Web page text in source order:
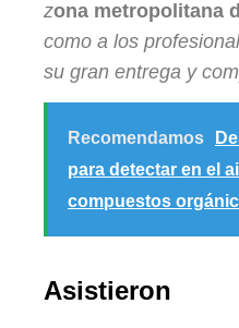
zona metropolitana
como a los
su gran entrega y
Recomendamos
para detectar en el
compuestos
Asistieron